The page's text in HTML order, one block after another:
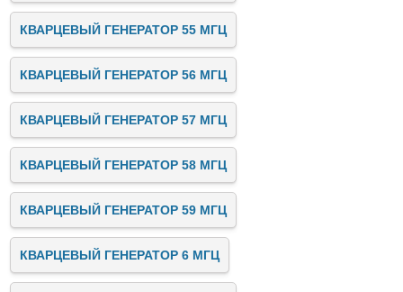
КВАРЦЕВЫЙ ГЕНЕРАТОР 55 МГЦ
КВАРЦЕВЫЙ ГЕНЕРАТОР 56 МГЦ
КВАРЦЕВЫЙ ГЕНЕРАТОР 57 МГЦ
КВАРЦЕВЫЙ ГЕНЕРАТОР 58 МГЦ
КВАРЦЕВЫЙ ГЕНЕРАТОР 59 МГЦ
КВАРЦЕВЫЙ ГЕНЕРАТОР 6 МГЦ